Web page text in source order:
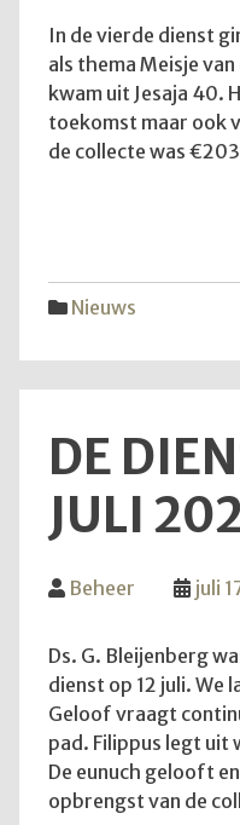
In de vierde dienst
als thema Meisje
kwam uit Jesaja 40.
toekomst maar ook
de collecte was
Nieuws
DE
JULI
Beheer juli
Ds. G. Bleijenberg
dienst op 12 juli. We
Geloof vraagt
pad. Filippus legt uit
De eunuch gelooft
opbrengst van de